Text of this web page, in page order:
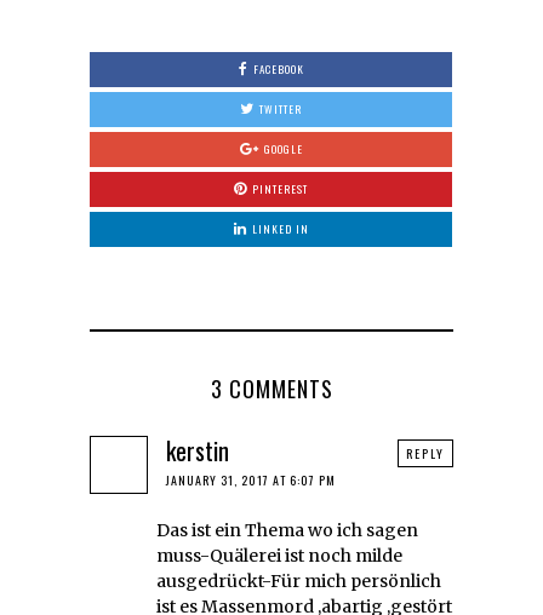
FACEBOOK
TWITTER
GOOGLE
PINTEREST
LINKED IN
3 COMMENTS
kerstin
JANUARY 31, 2017 AT 6:07 PM
Das ist ein Thema wo ich sagen
muss-Quälerei ist noch milde
ausgedrückt-Für mich persönlich
ist es Massenmord ,abartig ,gestört
REPLY